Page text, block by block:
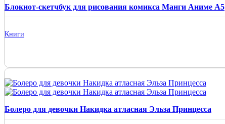
Блокнот-скетчбук для рисования комикса Манги Аниме А5
Книги
Болеро для девочки Накидка атласная Эльза Принцесса